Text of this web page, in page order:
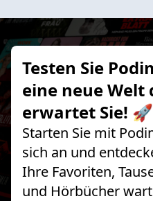
Testen Sie
eine neue Welt
erwartet Sie! 🚀
Starten Sie mit
sich an und
Ihre Favoriten,
und Hörbücher